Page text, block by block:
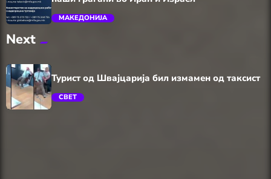
trending_flat
МАКЕДОНИЈА
Next
Турист од Швајцарија бил измамен од таксист
СВЕТ